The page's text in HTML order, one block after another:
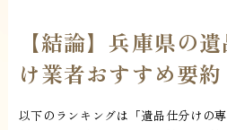
【結論】兵庫県の
け業者おすすめ要約
以下のランキングは「遺品仕分けの